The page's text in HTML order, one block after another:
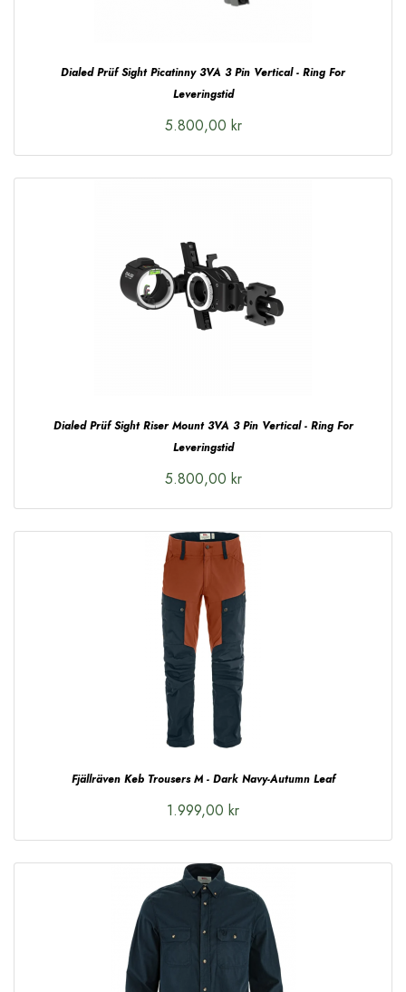
Dialed Prüf Sight Picatinny 3VA 3 Pin Vertical - Ring For
Leveringstid
5.800,00 kr
Dialed Prüf Sight Riser Mount 3VA 3 Pin Vertical - Ring For
Leveringstid
5.800,00 kr
Fjällräven Keb Trousers M - Dark Navy-Autumn Leaf
1.999,00 kr